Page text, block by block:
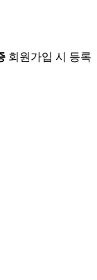
회원가입 시 등록